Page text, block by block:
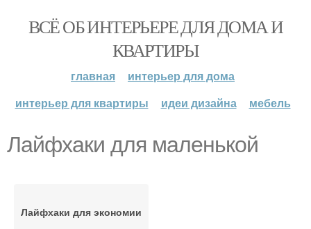
ВСЁ ОБ ИНТЕРЬЕРЕ ДЛЯ ДОМА И
КВАРТИРЫ
главная
интерьер для дома
интерьер для квартиры
идеи дизайна мебель
Лайфхаки для маленькой
Лайфхаки для экономии